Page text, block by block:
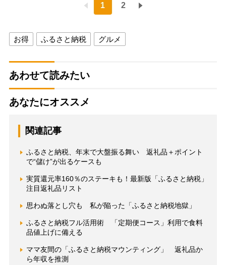
1 2
お得 ふるさと納税 グルメ
あわせて読みたい
あなたにオススメ
関連記事
ふるさと納税、年末で大盤振る舞い 返礼品＋ポイント
で“儲け”が出るケースも
実質還元率160％のステーキも！最新版「ふるさと納税」
注目返礼品リスト
思わぬ落とし穴も 私が陥った「ふるさと納税地獄」
ふるさと納税フル活用術 「定期便コース」利用で食料
品値上げに備える
ママ友間の「ふるさと納税マウンティング」 返礼品か
ら年収を推測